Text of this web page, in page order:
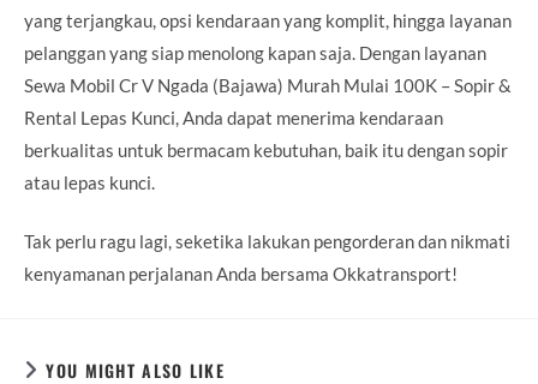
yang terjangkau, opsi kendaraan yang komplit, hingga layanan
pelanggan yang siap menolong kapan saja. Dengan layanan
Sewa Mobil Cr V Ngada (Bajawa) Murah Mulai 100K – Sopir &
Rental Lepas Kunci, Anda dapat menerima kendaraan
berkualitas untuk bermacam kebutuhan, baik itu dengan sopir
atau lepas kunci.
Tak perlu ragu lagi, seketika lakukan pengorderan dan nikmati
kenyamanan perjalanan Anda bersama Okkatransport!
YOU MIGHT ALSO LIKE